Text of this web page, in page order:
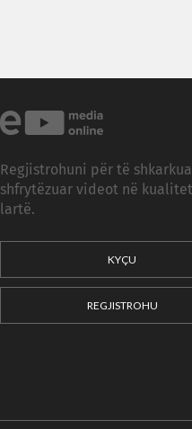
Regjistrohuni për të
shfrytëzuar videot në
lartë.
KYÇU
REGJISTROHU